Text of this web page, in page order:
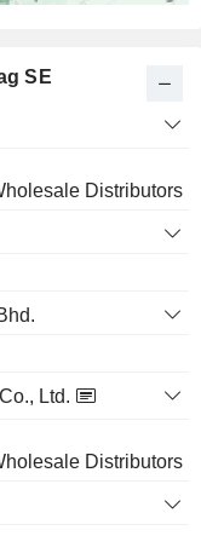
SE
Distributors
Ltd.
Distributors